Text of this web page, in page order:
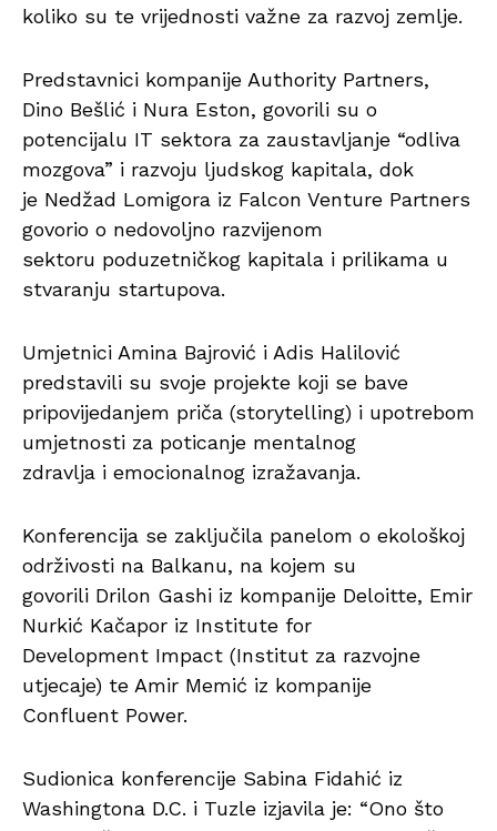
koliko su te vrijednosti važne za razvoj zemlje.
Predstavnici kompanije Authority Partners,
Dino Bešlić i Nura Eston, govorili su o
potencijalu IT sektora za zaustavljanje “odliva
mozgova” i razvoju ljudskog kapitala, dok
je Nedžad Lomigora iz Falcon Venture Partners
govorio o nedovoljno razvijenom
sektoru poduzetničkog kapitala i prilikama u
stvaranju startupova.
Umjetnici Amina Bajrović i Adis Halilović
predstavili su svoje projekte koji se bave
pripovijedanjem priča (storytelling) i upotrebom
umjetnosti za poticanje mentalnog
zdravlja i emocionalnog izražavanja.
Konferencija se zaključila panelom o ekološkoj
održivosti na Balkanu, na kojem su
govorili Drilon Gashi iz kompanije Deloitte, Emir
Nurkić Kačapor iz Institute for
Development Impact (Institut za razvojne
utjecaje) te Amir Memić iz kompanije
Confluent Power.
Sudionica konferencije Sabina Fidahić iz
Washingtona D.C. i Tuzle izjavila je: “Ono što